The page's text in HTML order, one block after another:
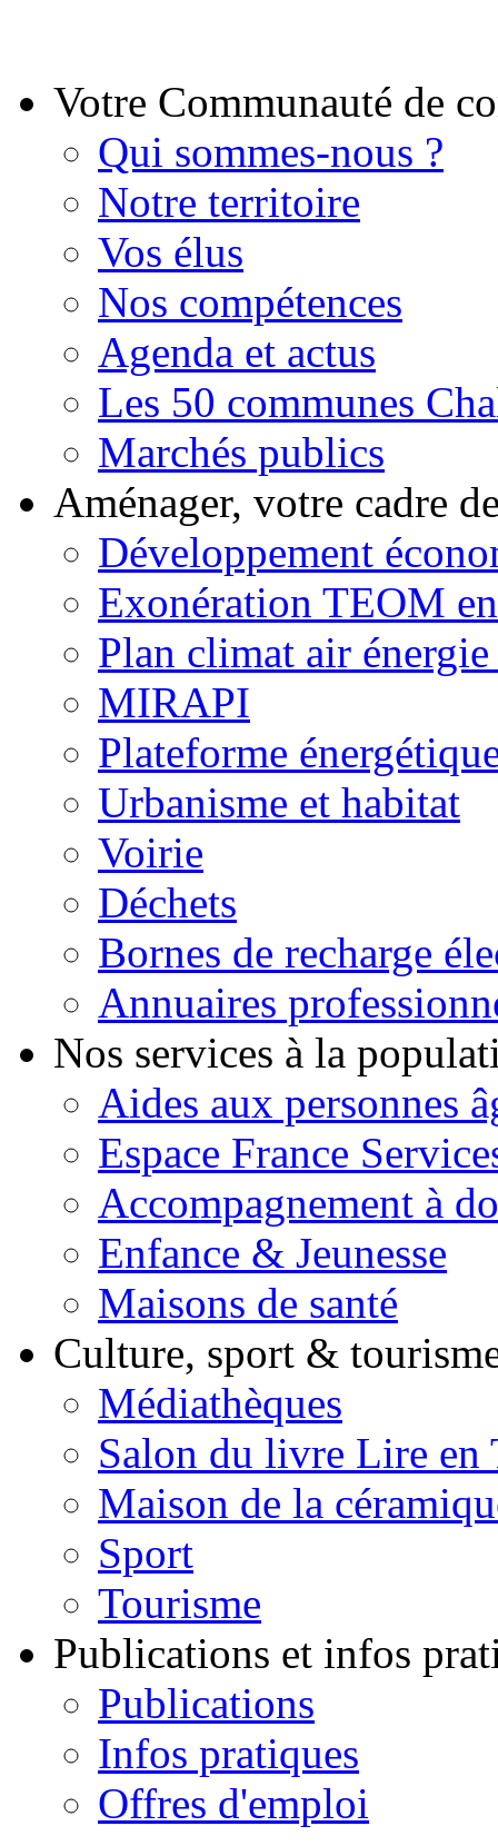
Votre Communauté de
Qui sommes-nous ?
Notre territoire
Vos élus
Nos compétences
Agenda et actus
Les 50 communes
Marchés publics
Aménager, votre cadre
Développement
Exonération TEOM
Plan climat air
MIRAPI
Plateforme
Urbanisme et habitat
Voirie
Déchets
Bornes de recharge
Annuaires
Nos services à la
Aides aux personnes
Espace France
Accompagnement à
Enfance & Jeunesse
Maisons de santé
Culture, sport &
Médiathèques
Salon du livre Lire en
Maison de la
Sport
Tourisme
Publications et infos
Publications
Infos pratiques
Offres d'emploi